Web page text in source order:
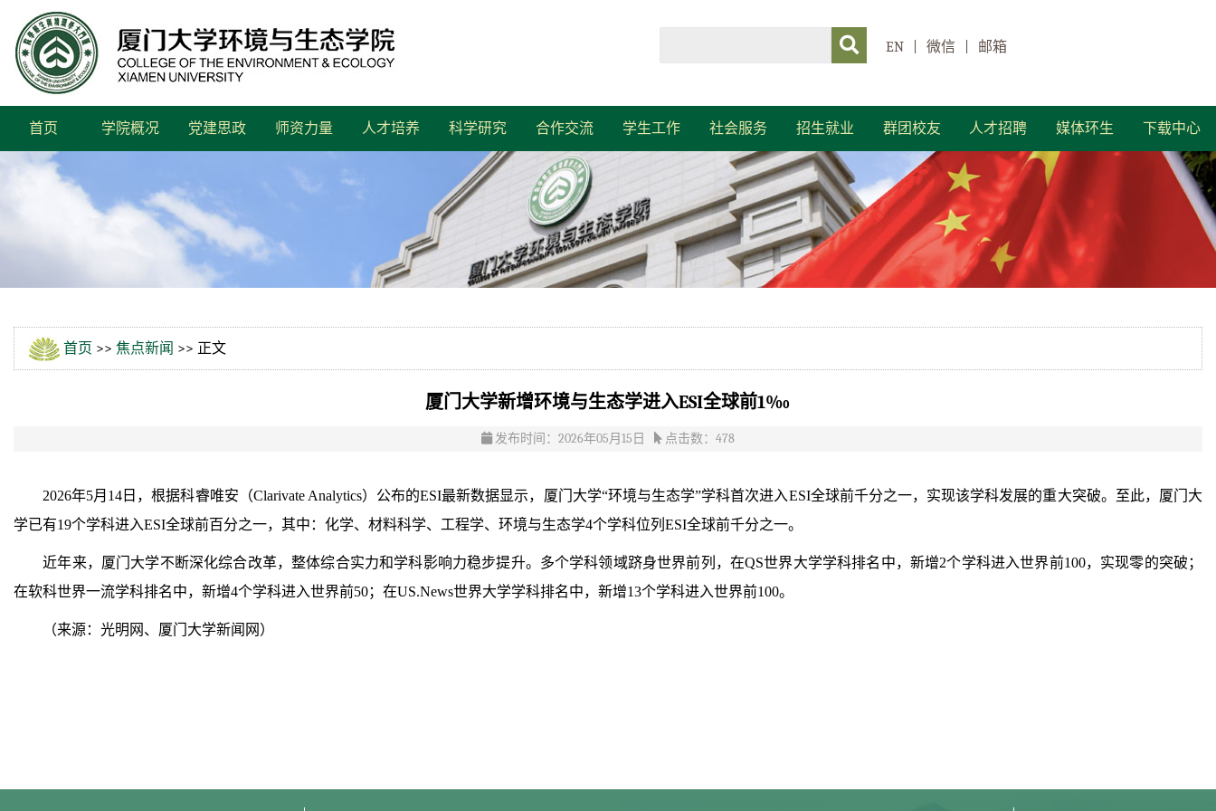
EN 微信 邮箱
首页 学院概况 党建思政 师资力量 人才培养 科学研究 合作交流 学生工作 社会服务 招生就业 群团校友 人才招聘 媒体环生 下载中心
首页 >> 焦点新闻 >> 正文
厦门大学新增环境与生态学进入ESI全球前1‰
发布时间：2026年05月15日 点击数： 478
2026年5月14日，根据科睿唯安（Clarivate Analytics）公布的ESI最新数据显示，厦门大学“环境与生态学”学科首次进入ESI全球前千分之一，实现该学科发展的重大突破。至此，厦门大
学已有19个学科进入ESI全球前百分之一，其中：化学、材料科学、工程学、环境与生态学4个学科位列ESI全球前千分之一。
近年来，厦门大学不断深化综合改革，整体综合实力和学科影响力稳步提升。多个学科领域跻身世界前列，在QS世界大学学科排名中，新增2个学科进入世界前100，实现零的突破；
在软科世界一流学科排名中，新增4个学科进入世界前50；在US.News世界大学学科排名中，新增13个学科进入世界前100。
（来源：光明网、厦门大学新闻网）